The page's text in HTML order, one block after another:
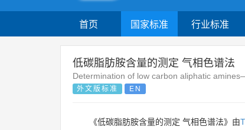
首页 国家标准 行业标准
低碳脂肪胺含量的测定 气相色谱法
Determination of low carbon aliphatic
外文版标准 EN
《低碳脂肪胺含量的测定 气相色谱法》由